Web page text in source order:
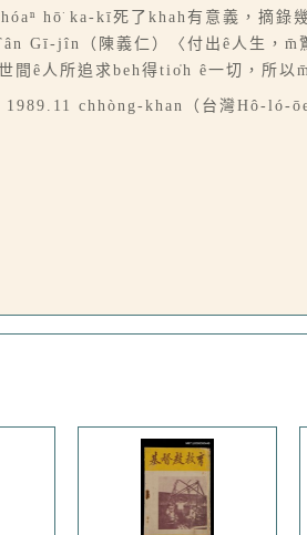
hō͘ ka-kī死了khah有意義，摘錄
Gī-jîn（陳義仁）〈付出ê人生，
間ê人所追求beh得tio̍h ê一切，所
chhòng-khan（台灣Hô-ló-